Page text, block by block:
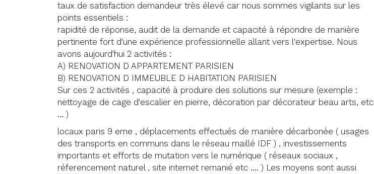
taux de satisfaction demandeur très élevé car nous sommes vigilants sur les
points essentiels :
rapidité de réponse, audit de la demande et capacité à répondre de manière
pertinente fort d'une expérience professionnelle allant vers l'expertise. Nous
avons aujourd'hui 2 activités :
A) RENOVATION D APPARTEMENT PARISIEN
B) RENOVATION D IMMEUBLE D HABITATION PARISIEN
Sur ces 2 activités , capacité à produire des solutions sur mesure (exemple :
nettoyage de cage d'escalier en pierre, décoration par décorateur beau arts, etc
... )
locaux paris 9 eme , déplacements effectués de manière décarbonée ( usages
des transports en communs dans le réseau maillé IDF ) , investissements
importants et efforts de mutation vers le numérique ( réseaux sociaux ,
réferencement naturel , site internet remanié etc .... ) Les moyens sont aussi